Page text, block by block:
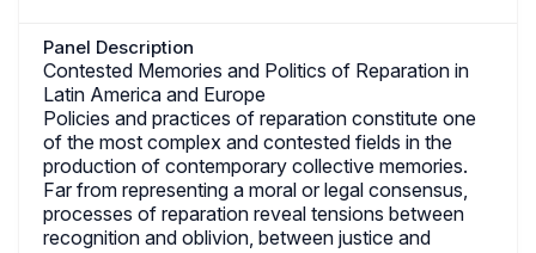
Panel Description
Contested Memories and Politics of Reparation in
Latin America and Europe
Policies and practices of reparation constitute one
of the most complex and contested fields in the
production of contemporary collective memories.
Far from representing a moral or legal consensus,
processes of reparation reveal tensions between
recognition and oblivion, between justice and